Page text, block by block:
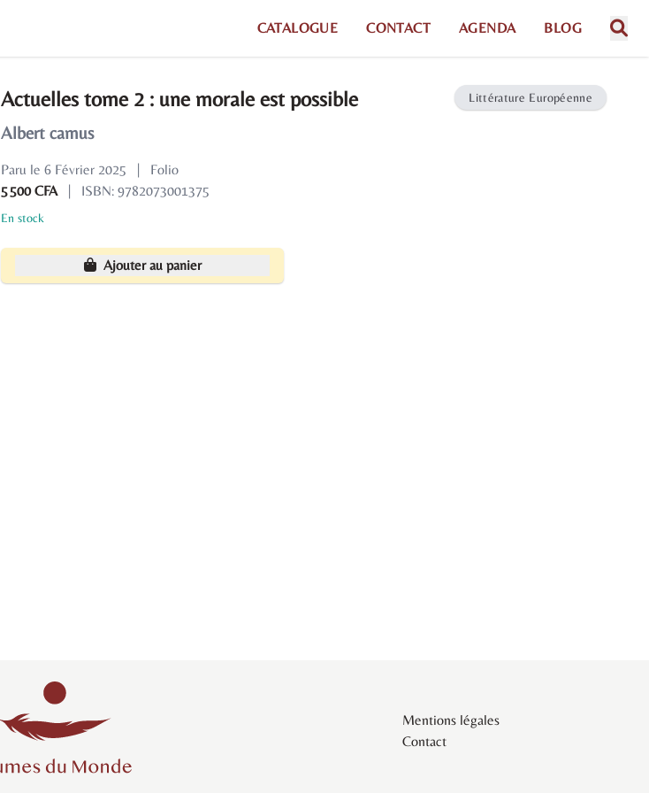
CATALOGUE CONTACT AGENDA BLOG
Actuelles tome 2 : une morale est possible
Albert camus
Littérature Européenne
Paru le 6 Février 2025 |
Folio
5 500 CFA
| ISBN: 9782073001375
En stock
Ajouter au panier
Mentions légales
Contact